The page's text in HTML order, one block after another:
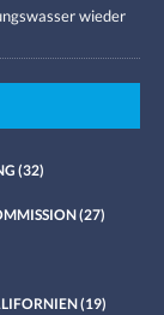
wieder
(32)
(27)
(19)